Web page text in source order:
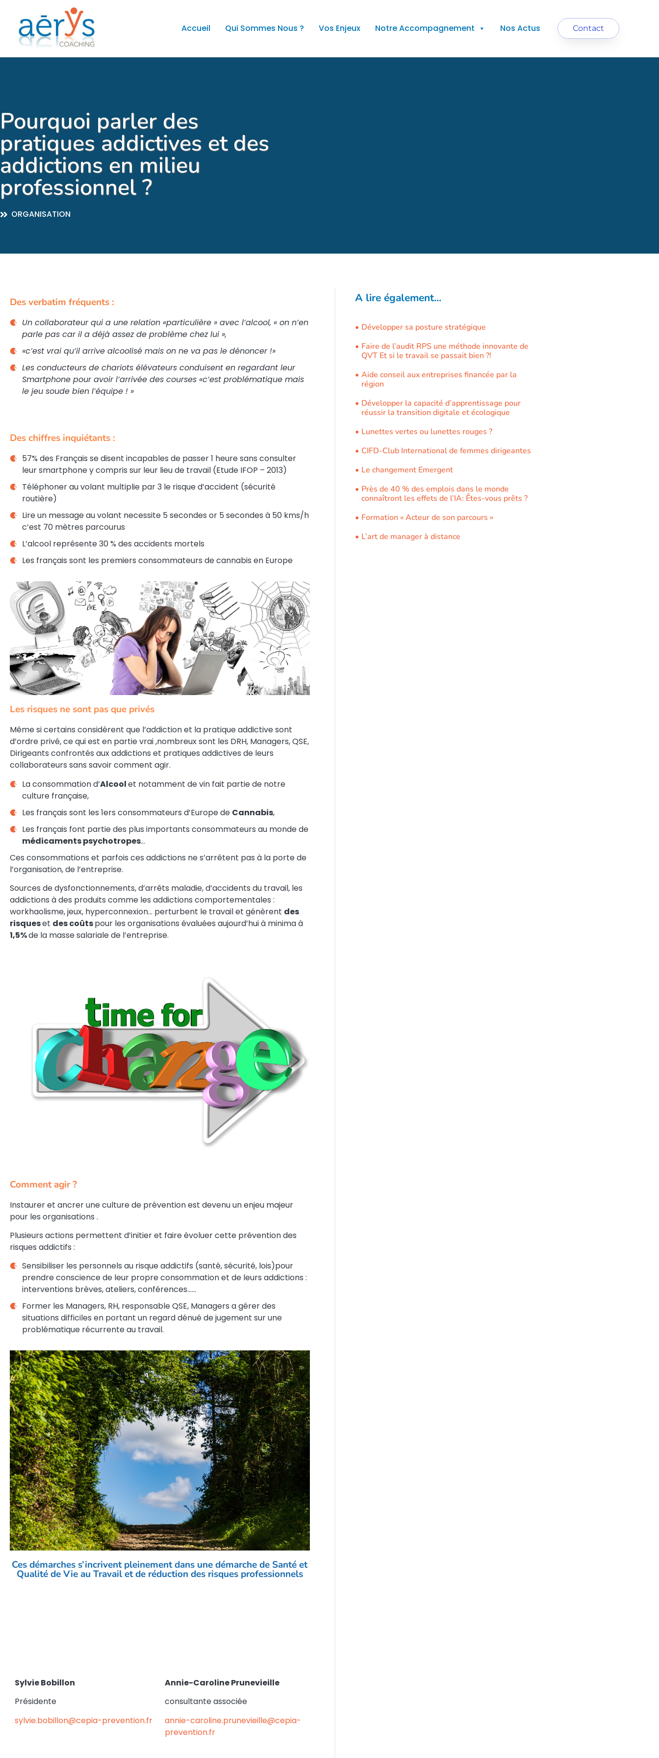
Accueil Qui Sommes Nous ? Vos Enjeux Notre Accompagnement Nos Actus Contact
Pourquoi parler des
pratiques addictives et des
addictions en milieu
professionnel ?
ORGANISATION
Des verbatim fréquents :
Un collaborateur qui a une relation «particulière » avec l’alcool, « on n’en
parle pas car il a déjà assez de problème chez lui »,
«c’est vrai qu’il arrive alcoolisé mais on ne va pas le dénoncer!»
Les conducteurs de chariots élévateurs conduisent en regardant leur
Smartphone pour avoir l’arrivée des courses «c’est problématique mais
le jeu soude bien l’équipe ! »
Des chiffres inquiétants :
57% des Français se disent incapables de passer 1 heure sans consulter
leur smartphone y compris sur leur lieu de travail (Etude IFOP – 2013)
Téléphoner au volant multiplie par 3 le risque d’accident (sécurité
routière)
Lire un message au volant necessite 5 secondes or 5 secondes à 50 kms/h
c’est 70 mètres parcourus
L’alcool représente 30 % des accidents mortels
Les français sont les premiers consommateurs de cannabis en Europe
Les risques ne sont pas que privés
Même si certains considèrent que l’addiction et la pratique addictive sont
d’ordre privé, ce qui est en partie vrai ,nombreux sont les DRH, Managers, QSE,
Dirigeants confrontés aux addictions et pratiques addictives de leurs
collaborateurs sans savoir comment agir.
La consommation d’Alcoolet notamment de vin fait partie de notre
culture française,
Les français sont les 1ers consommateurs d’Europe de Cannabis,
Les français font partie des plus importants consommateurs au monde de
médicaments psychotropes…
Ces consommations et parfois ces addictions ne s’arrêtent pas à la porte de
l’organisation, de l’entreprise.
Sources de dysfonctionnements, d’arrêts maladie, d’accidents du travail, les
addictions à des produits comme les addictions comportementales :
workhaolisme, jeux, hyperconnexion… perturbent le travail et génèrent des
risqueset des coûtspour les organisations évaluées aujourd’hui à minima à
1,5%de la masse salariale de l’entreprise.
Comment agir ?
Instaurer et ancrer une culture de prévention est devenu un enjeu majeur
pour les organisations .
Plusieurs actions permettent d’initier et faire évoluer cette prévention des
risques addictifs :
Sensibiliser les personnels au risque addictifs (santé, sécurité, lois)pour
prendre conscience de leur propre consommation et de leurs addictions :
interventions brèves, ateliers, conférences……
Former les Managers, RH, responsable QSE, Managers a gérer des
situations difficiles en portant un regard dénué de jugement sur une
problématique récurrente au travail.
Ces démarches s’incrivent pleinement dans une démarche de Santé et
Qualité de Vie au Travail et de réduction des risques professionnels
A lire également...
Développer sa posture stratégique
Faire de l’audit RPS une méthode innovante de
QVT Et si le travail se passait bien ?!
Aide conseil aux entreprises financée par la
région
Développer la capacité d’apprentissage pour
réussir la transition digitale et écologique
Lunettes vertes ou lunettes rouges ?
CIFD-Club International de femmes dirigeantes
Le changement Emergent
Près de 40 % des emplois dans le monde
connaîtront les effets de l’IA: Êtes-vous prêts ?
Formation « Acteur de son parcours »
L’art de manager à distance